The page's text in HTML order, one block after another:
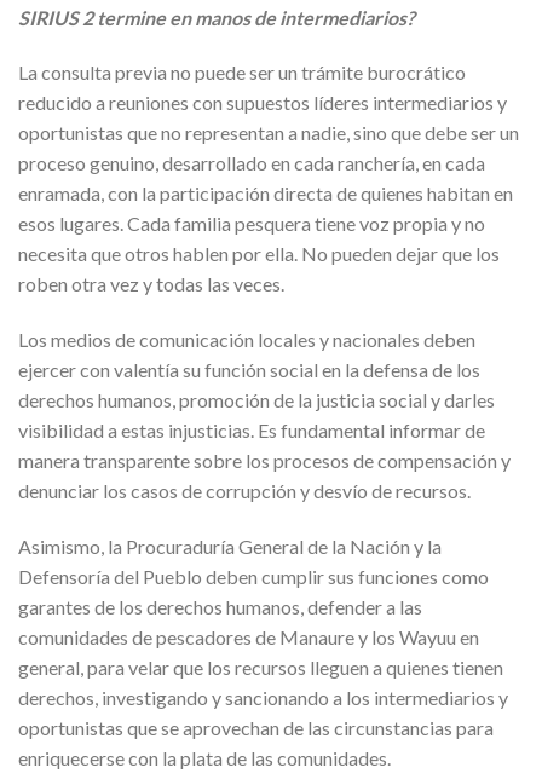
SIRIUS 2 termine en manos de intermediarios?
La consulta previa no puede ser un trámite burocrático
reducido a reuniones con supuestos líderes intermediarios y
oportunistas que no representan a nadie, sino que debe ser un
proceso genuino, desarrollado en cada ranchería, en cada
enramada, con la participación directa de quienes habitan en
esos lugares. Cada familia pesquera tiene voz propia y no
necesita que otros hablen por ella. No pueden dejar que los
roben otra vez y todas las veces.
Los medios de comunicación locales y nacionales deben
ejercer con valentía su función social en la defensa de los
derechos humanos, promoción de la justicia social y darles
visibilidad a estas injusticias. Es fundamental informar de
manera transparente sobre los procesos de compensación y
denunciar los casos de corrupción y desvío de recursos.
Asimismo, la Procuraduría General de la Nación y la
Defensoría del Pueblo deben cumplir sus funciones como
garantes de los derechos humanos, defender a las
comunidades de pescadores de Manaure y los Wayuu en
general, para velar que los recursos lleguen a quienes tienen
derechos, investigando y sancionando a los intermediarios y
oportunistas que se aprovechan de las circunstancias para
enriquecerse con la plata de las comunidades.